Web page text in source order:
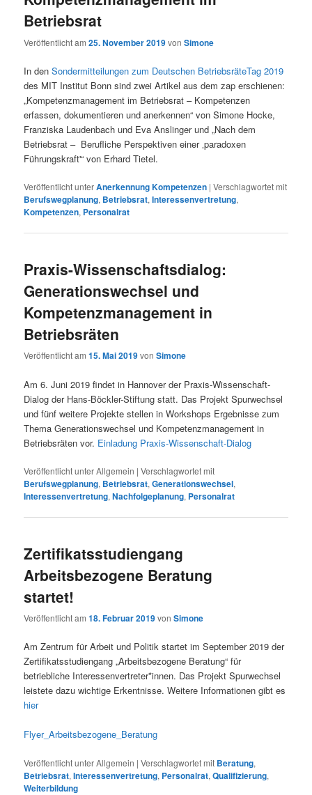
Betriebsrat
Veröffentlicht am25. November 2019vonSimone
In denSondermitteilungen zum Deutschen BetriebsräteTag 2019
des MIT Institut Bonn sind zwei Artikel aus dem zap erschienen:
„Kompetenzmanagement im Betriebsrat – Kompetenzen
erfassen, dokumentieren und anerkennen“ von Simone Hocke,
Franziska Laudenbach und Eva Anslinger und „Nach dem
Betriebsrat – Berufliche Perspektiven einer ‚paradoxen
Führungskraft'“ von Erhard Tietel.
Veröffentlicht unterAnerkennung Kompetenzen |Verschlagwortet mit
Berufswegplanung, Betriebsrat,Interessenvertretung,
Kompetenzen, Personalrat
Praxis-Wissenschaftsdialog:
Generationswechsel und
Kompetenzmanagement in
Betriebsräten
Veröffentlicht am15. Mai 2019vonSimone
Am 6. Juni 2019 findet in Hannover der Praxis-Wissenschaft-
Dialog der Hans-Böckler-Stiftung statt. Das Projekt Spurwechsel
und fünf weitere Projekte stellen in Workshops Ergebnisse zum
Thema Generationswechsel und Kompetenzmanagement in
Betriebsräten vor. Einladung Praxis-Wissenschaft-Dialog
Veröffentlicht unterAllgemein |Verschlagwortet mit
Berufswegplanung, Betriebsrat,Generationswechsel,
Interessenvertretung,Nachfolgeplanung, Personalrat
Zertifikatsstudiengang
Arbeitsbezogene Beratung
startet!
Veröffentlicht am18. Februar 2019vonSimone
Am Zentrum für Arbeit und Politik startet im September 2019 der
Zertifikatsstudiengang „Arbeitsbezogene Beratung“ für
betriebliche Interessenvertreter*innen. Das Projekt Spurwechsel
leistete dazu wichtige Erkentnisse. Weitere Informationen gibt es
hier
Flyer_Arbeitsbezogene_Beratung
Veröffentlicht unterAllgemein |Verschlagwortet mit Beratung,
Betriebsrat,Interessenvertretung, Personalrat,Qualifizierung,
Weiterbildung